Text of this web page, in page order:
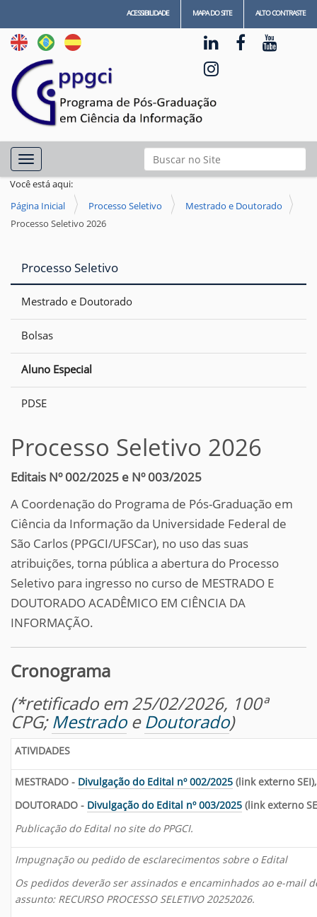
ACESSIBILIDADE MAPA DO SITE ALTO CONTRASTE
Busca
Busca Avançada…
Toggle navigation
Você está aqui:
Página Inicial
Processo Seletivo
Mestrado e Doutorado
Processo Seletivo 2026
Processo Seletivo
Mestrado e Doutorado
Bolsas
Aluno Especial
PDSE
Processo Seletivo 2026
Editais Nº 002/2025 e Nº 003/2025
A Coordenação do Programa de Pós-Graduação em
Ciência da Informação da Universidade Federal de
São Carlos (PPGCI/UFSCar), no uso das suas
atribuições, torna pública a abertura do Processo
Seletivo para ingresso no curso de MESTRADO E
DOUTORADO ACADÊMICO EM CIÊNCIA DA
INFORMAÇÃO.
Cronograma
(*retificado em 25/02/2026, 100ª
CPG;MestradoeDoutorado)
ATIVIDADES
MESTRADO - Divulgação do Edital nº 002/2025 (link externo
DOUTORADO - Divulgação do Edital nº 003/2025 (link externo
Publicação do Edital no site do PPGCI.
Impugnação ou pedido de esclarecimentos sobre o Edital
Os pedidos deverão ser assinados e encaminhados ao e-mail
assunto: RECURSO PROCESSO SELETIVO 20252026.